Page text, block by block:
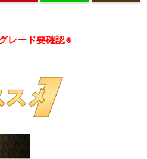
レード要確認※